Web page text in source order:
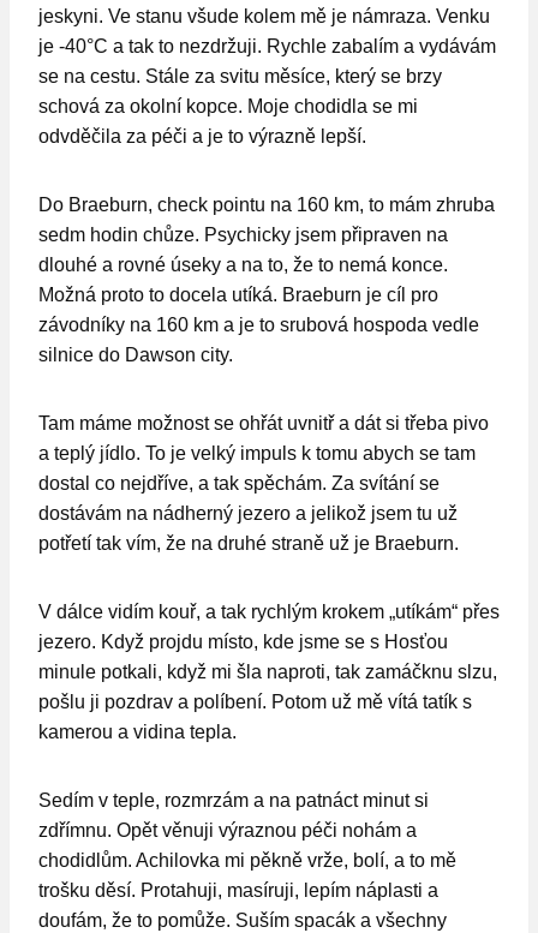
jeskyni. Ve stanu všude kolem mě je námraza. Venku
je -40°C a tak to nezdržuji. Rychle zabalím a vydávám
se na cestu. Stále za svitu měsíce, který se brzy
schová za okolní kopce. Moje chodidla se mi
odvděčila za péči a je to výrazně lepší.
Do Braeburn, check pointu na 160 km, to mám zhruba
sedm hodin chůze. Psychicky jsem připraven na
dlouhé a rovné úseky a na to, že to nemá konce.
Možná proto to docela utíká. Braeburn je cíl pro
závodníky na 160 km a je to srubová hospoda vedle
silnice do Dawson city.
Tam máme možnost se ohřát uvnitř a dát si třeba pivo
a teplý jídlo. To je velký impuls k tomu abych se tam
dostal co nejdříve, a tak spěchám. Za svítání se
dostávám na nádherný jezero a jelikož jsem tu už
potřetí tak vím, že na druhé straně už je Braeburn.
V dálce vidím kouř, a tak rychlým krokem „utíkám“ přes
jezero. Když projdu místo, kde jsme se s Hosťou
minule potkali, když mi šla naproti, tak zamáčknu slzu,
pošlu ji pozdrav a políbení. Potom už mě vítá tatík s
kamerou a vidina tepla.
Sedím v teple, rozmrzám a na patnáct minut si
zdřímnu. Opět věnuji výraznou péči nohám a
chodidlům. Achilovka mi pěkně vrže, bolí, a to mě
trošku děsí. Protahuji, masíruji, lepím náplasti a
doufám, že to pomůže. Suším spacák a všechny